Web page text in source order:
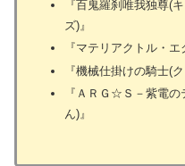
『百鬼羅刹唯我独尊(
ズ)』
『マテリアクトル・エ
『機械仕掛けの騎士(
『ＡＲＧ☆Ｓ－紫電
ん)』